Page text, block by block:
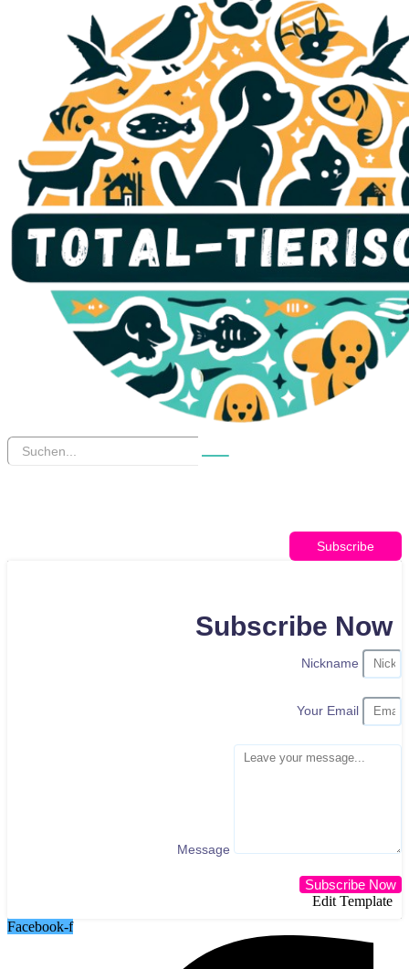
Subscribe
Subscribe Now
Nickname
Your Email
Message
Subscribe Now
Edit Template
Facebook-f